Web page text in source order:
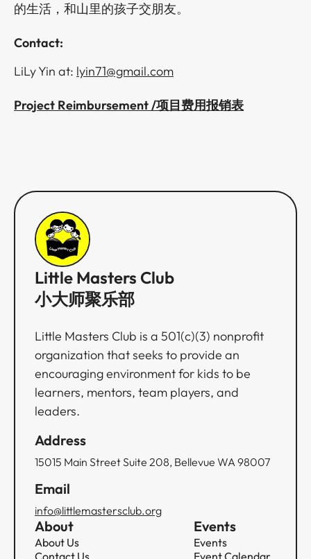
的生活，和山里的孩子交朋友。​​​​‌ ‍ ​‍​‍‌‍ ‌ ​‍‌‍‍‌‌‍‌ ‌‍‍‌‌‍ ‍​‍​‍​ ‍‍​‍​‍‌ ​ ‌‍​‌‌‍ ‍‌‍‍‌‌ ‌​‌ ‍‌​‍ ‍‌‍‍‌‌‍ ​‍​‍​‍ ​​‍​‍‌‍‍​‌ ​‍‌‍‌‌‌‍‌‍​‍​‍​ ‍‍​‍​‍‌‍‍​‌ ‌​‌ ‌​‌ ​​​ ‍‍​‍ ​‍ ‌‍ ​‌‍ ‌‍​ ‌‍​‌‌‍ ​‌‍‍​‌‍ ‌ ​ ‌ ‌​​ ‍‍​ ​ ​ ​ ​ ​ ​ ​ ​‍ ‌‍‍‌‌‍ ‍‌ ‌​‌‍‌‌‌‍ ‍‌ ‌​​‍ ‌‍‌‌‌‍‌​‌‍‍‌‌ ‌​​‍ ‌‍ ‌‌‍ ‌‍‌​‌‍‌‌​ ‌‌ ​​‌ ​‍‌‍‌‌‌ ​ ‌‍‌‌‌‍ ‍‌ ‌​‌‍​‌‌ ‌​‌‍‍‌‌‍ ‌‍ ‍​ ‍ ‌‍‍‌‌‍‌​​ ‌​ ‍​​ ​‌‌‍‌‌​ ‌ ‌‍​ ​ ‍‌​ ‍​‌‍​‌​‍ ‌​ ‍‌‌‍​ ​ ‌‌‌‍‌‌​‍ ‌​ ‌​​ ​​‌‍​‌​ ‍‌​‍ ‌‌‍​‍​ ​‍​ ‌‍​ ​‍​‍ ‌​ ​ ‌‍‌‍‌‍‌‌‌‍​‍​ ​​​ ‌​​ ‌‍‌‍​‍‌‍‌‍‌‍‌​‌‍​‍‌‍​ ​ ‍ ‌ ‌​‌ ‍‌‌ ​​‌‍‌‌​ ‌‌ ​​‌ ​‍‌‍ ‌‍‌ ‌ ​‍‌‍​‌‌‍ ‌​ ‍ ‌ ​​‌‍​‌‌ ‌​‌‍‍​​ ‌‌‍​‍‌‍ ‌‍‌​‌ ‍‌​‍‌‌​ ‌‌‌​​‍‌‌ ‌‍‍ ‌‍‌‌‌ ‍‌​‍‌‌​ ​ ‌​‌​​‍‌‌​ ​ ‌​‌​​‍‌‌​ ​‍​ ​‍‌‍​‌​ ​ ​ ​ ​ ​ ​ ​‍​ ‌‍​ ‌​‌‍​ ​ ‌‌‌‍‌​​ ​‌‌‍‌​​‍‌‌​ ​‍​ ​‍​‍‌‌​ ‌‌‌​‌​​‍ ‍‌‍​ ‌‍‍​‌‍‍‌‌‍ ​‌‍‌​‌ ​‍‌‍‌‌‌‍ ‍​‍‌‌​ ‌‌‌​​‍‌‌ ‌‍‍ ‌‍‌‌‌ ‍‌​‍‌‌​ ​ ‌​‌​​‍‌‌​ ​ ‌​‌​​‍‌‌​ ​‍​ ​‍‌‍​‍​ ‍​​ ‌‍​ ​​​ ​‌​ ‌ ​ ‌ ​ ‌‌‌‍​‌‌‍​‌​ ‌‍​ ‍​​ ​​​‍‌‌​ ​‍​ ​‍​‍‌‌​ ‌‌‌​‌​​‍ ‍‌ ‌​‌‍‌‌‌ ‍​‌ ‌​​ ‌‍​‍‌‍​‌‌ ​ ‌‍‌‌‌‌‌‌‌ ​‍‌‍ ​​ ‌‌‍‍​‌ ‌​‌ ‌​‌ ​​​‍‌‌​ ​ ‌​​‌​‍‌‌​ ​‍‌​‌‍​‍‌‌​ ​‍‌​‌‍‌‍ ​‌‍ ‌‍​ ‌‍​‌‌‍ ​‌‍‍​‌‍ ‌ ​ ‌ ‌​​‍‌‌​ ​ ‌​​‌​ ​ ​ ​ ​ ​ ​ ​ ​‍‌‍‌‍‍‌‌‍‌​​ ‌​ ‍​​ ​‌‌‍‌‌​ ‌ ‌‍​ ​ ‍‌​ ‍​‌‍​‌​‍ ‌​ ‍‌‌‍​ ​ ‌‌‌‍‌‌​‍ ‌​ ‌​​ ​​‌‍​‌​ ‍‌​‍ ‌‌‍​‍​ ​‍​ ‌‍​ ​‍​‍ ‌​ ​ ‌‍‌‍‌‍‌‌‌‍​‍​ ​​​ ‌​​ ‌‍‌‍​‍‌‍‌‍‌‍‌​‌‍​‍‌‍​ ​‍‌‍‌ ‌​‌ ‍‌‌ ​​‌‍‌‌​ ‌‌ ​​‌ ​‍‌‍ ‌‍‌ ‌ ​‍‌‍​‌‌‍ ‌​‍‌‍‌ ​​‌‍​‌‌ ‌​‌‍‍​​ ‌‌‍​‍‌‍ ‌‍‌​‌ ‍‌​‍‌‌​ ‌‌‌​​‍‌‌ ‌‍‍ ‌‍‌‌‌ ‍‌​‍‌‌​ ​ ‌​‌​​‍‌‌​ ​ ‌​‌​​‍‌‌​ ​‍​ ​‍‌‍​‌​ ​ ​ ​ ​ ​ ​ ​‍​ ‌‍​ ‌​‌‍​ ​ ‌‌‌‍‌​​ ​‌‌‍‌​​‍‌‌​ ​‍​ ​‍​‍‌‌​ ‌‌‌​‌​​‍ ‍‌‍​ ‌‍‍​‌‍‍‌‌‍ ​‌‍‌​‌ ​‍‌‍‌‌‌‍ ‍​‍‌‌​ ‌‌‌​​‍‌‌ ‌‍‍ ‌‍‌‌‌ ‍‌​‍‌‌​ ​ ‌​‌​​‍‌‌​ ​ ‌​‌​​‍‌‌​ ​‍​ ​‍‌‍​‍​ ‍​​ ‌‍​ ​​​ ​‌​ ‌ ​ ‌ ​ ‌‌‌‍​‌‌‍​‌​ ‌‍​ ‍​​ ​​​‍‌‌​ ​‍​ ​‍​‍‌‌​ ‌‌‌​‌​​‍ ‍‌ ‌​‌‍‌‌‌ ‍​‌ ‌​​‍​‍‌ ‌
Contact​​​​‌ ‍ ​‍​‍‌‍ ‌ ​‍‌‍‍‌‌‍‌ ‌‍‍‌‌‍ ‍​‍​‍​ ‍‍​‍​‍‌ ​ ‌‍​‌‌‍ ‍‌‍‍‌‌ ‌​‌ ‍‌​‍ ‍‌‍‍‌‌‍ ​‍​‍​‍ ​​‍​‍‌‍‍​‌ ​‍‌‍‌‌‌‍‌‍​‍​‍​ ‍‍​‍​‍‌‍‍​‌ ‌​‌ ‌​‌ ​​​ ‍‍​‍ ​‍ ‌‍ ​‌‍ ‌‍​ ‌‍​‌‌‍ ​‌‍‍​‌‍ ‌ ​ ‌ ‌​​ ‍‍​ ​ ​ ​ ​ ​ ​ ​ ​‍ ‌‍‍‌‌‍ ‍‌ ‌​‌‍‌‌‌‍ ‍‌ ‌​​‍ ‌‍‌‌‌‍‌​‌‍‍‌‌ ‌​​‍ ‌‍ ‌‌‍ ‌‍‌​‌‍‌‌​ ‌‌ ​​‌ ​‍‌‍‌‌‌ ​ ‌‍‌‌‌‍ ‍‌ ‌​‌‍​‌‌ ‌​‌‍‍‌‌‍ ‌‍ ‍​ ‍ ‌‍‍‌‌‍‌​​ ‌​ ‍​​ ​‌‌‍‌‌​ ‌ ‌‍​ ​ ‍‌​ ‍​‌‍​‌​‍ ‌​ ‍‌‌‍​ ​ ‌‌‌‍‌‌​‍ ‌​ ‌​​ ​​‌‍​‌​ ‍‌​‍ ‌‌‍​‍​ ​‍​ ‌‍​ ​‍​‍ ‌​ ​ ‌‍‌‍‌‍‌‌‌‍​‍​ ​​​ ‌​​ ‌‍‌‍​‍‌‍‌‍‌‍‌​‌‍​‍‌‍​ ​ ‍ ‌ ‌​‌ ‍‌‌ ​​‌‍‌‌​ ‌‌ ​​‌ ​‍‌‍ ‌‍‌ ‌ ​‍‌‍​‌‌‍ ‌​ ‍ ‌ ​​‌‍​‌‌ ‌​‌‍‍​​ ‌‌‍​‍‌‍ ‌‍‌​‌ ‍‌​‍‌‌​ ‌‌‌​​‍‌‌ ‌‍‍ ‌‍‌‌‌ ‍‌​‍‌‌​ ​ ‌​‌​​‍‌‌​ ​ ‌​‌​​‍‌‌​ ​‍​ ​‍‌‍‌​​ ‌ ​ ​ ​ ‍​​ ​‍‌‍​‌​ ‍​‌‍‌‍​ ‌​​ ‌ ​ ​‍‌‍​‍​‍‌‌​ ​‍​ ​‍​‍‌‌​ ‌‌‌​‌​​‍ ‍‌‍​ ‌‍‍​‌‍‍‌‌‍ ​‌‍‌​‌ ​‍‌‍‌‌‌‍ ‍​‍‌‌​ ‌‌‌​​‍‌‌ ‌‍‍ ‌‍‌‌‌ ‍‌​‍‌‌​ ​ ‌​‌​​‍‌‌​ ​ ‌​‌​​‍‌‌​ ​‍​ ​‍​ ‌​‌‍​‌​ ​‍‌‍​‌‌‍​‌‌‍​ ​ ‌​‌‍‌​‌‍‌​​ ​‌‌‍‌‌​ ‌‍​ ​​​‍‌‌​ ​‍​ ​‍​‍‌‌​ ‌‌‌​‌​​‍ ‍‌ ‌​‌‍‌‌‌ ‍​‌ ‌​​ ‌‍​‍‌‍​‌‌ ​ ‌‍‌‌‌‌‌‌‌ ​‍‌‍ ​​ ‌‌‍‍​‌ ‌​‌ ‌​‌ ​​​‍‌‌​ ​ ‌​​‌​‍‌‌​ ​‍‌​‌‍​‍‌‌​ ​‍‌​‌‍‌‍ ​‌‍ ‌‍​ ‌‍​‌‌‍ ​‌‍‍​‌‍ ‌ ​ ‌ ‌​​‍‌‌​ ​ ‌​​‌​ ​ ​ ​ ​ ​ ​ ​ ​‍‌‍‌‍‍‌‌‍‌​​ ‌​ ‍​​ ​‌‌‍‌‌​ ‌ ‌‍​ ​ ‍‌​ ‍​‌‍​‌​‍ ‌​ ‍‌‌‍​ ​ ‌‌‌‍‌‌​‍ ‌​ ‌​​ ​​‌‍​‌​ ‍‌​‍ ‌‌‍​‍​ ​‍​ ‌‍​ ​‍​‍ ‌​ ​ ‌‍‌‍‌‍‌‌‌‍​‍​ ​​​ ‌​​ ‌‍‌‍​‍‌‍‌‍‌‍‌​‌‍​‍‌‍​ ​‍‌‍‌ ‌​‌ ‍‌‌ ​​‌‍‌‌​ ‌‌ ​​‌ ​‍‌‍ ‌‍‌ ‌ ​‍‌‍​‌‌‍ ‌​‍‌‍‌ ​​‌‍​‌‌ ‌​‌‍‍​​ ‌‌‍​‍‌‍ ‌‍‌​‌ ‍‌​‍‌‌​ ‌‌‌​​‍‌‌ ‌‍‍ ‌‍‌‌‌ ‍‌​‍‌‌​ ​ ‌​‌​​‍‌‌​ ​ ‌​‌​​‍‌‌​ ​‍​ ​‍‌‍‌​​ ‌ ​ ​ ​ ‍​​ ​‍‌‍​‌​ ‍​‌‍‌‍​ ‌​​ ‌ ​ ​‍‌‍​‍​‍‌‌​ ​‍​ ​‍​‍‌‌​ ‌‌‌​‌​​‍ ‍‌‍​ ‌‍‍​‌‍‍‌‌‍ ​‌‍‌​‌ ​‍‌‍‌‌‌‍ ‍​‍‌‌​ ‌‌‌​​‍‌‌ ‌‍‍ ‌‍‌‌‌ ‍‌​‍‌‌​ ​ ‌​‌​​‍‌‌​ ​ ‌​‌​​‍‌‌​ ​‍​ ​‍​ ‌​‌‍​‌​ ​‍‌‍​‌‌‍​‌‌‍​ ​ ‌​‌‍‌​‌‍‌​​ ​‌‌‍‌‌​ ‌‍​ ​​​‍‌‌​ ​‍​ ​‍​‍‌‌​ ‌‌‌​‌​​‍ ‍‌ ‌​‌‍‌‌‌ ‍​‌ ‌​​‍​‍‌ ‌:​​​​‌ ‍ ​‍​‍‌‍ ‌ ​‍‌‍‍‌‌‍‌ ‌‍‍‌‌‍ ‍​‍​‍​ ‍‍​‍​‍‌ ​ ‌‍​‌‌‍ ‍‌‍‍‌‌ ‌​‌ ‍‌​‍ ‍‌‍‍‌‌‍ ​‍​‍​‍ ​​‍​‍‌‍‍​‌ ​‍‌‍‌‌‌‍‌‍​‍​‍​ ‍‍​‍​‍‌‍‍​‌ ‌​‌ ‌​‌ ​​​ ‍‍​‍ ​‍ ‌‍ ​‌‍ ‌‍​ ‌‍​‌‌‍ ​‌‍‍​‌‍ ‌ ​ ‌ ‌​​ ‍‍​ ​ ​ ​ ​ ​ ​ ​ ​‍ ‌‍‍‌‌‍ ‍‌ ‌​‌‍‌‌‌‍ ‍‌ ‌​​‍ ‌‍‌‌‌‍‌​‌‍‍‌‌ ‌​​‍ ‌‍ ‌‌‍ ‌‍‌​‌‍‌‌​ ‌‌ ​​‌ ​‍‌‍‌‌‌ ​ ‌‍‌‌‌‍ ‍‌ ‌​‌‍​‌‌ ‌​‌‍‍‌‌‍ ‌‍ ‍​ ‍ ‌‍‍‌‌‍‌​​ ‌​ ‍​​ ​‌‌‍‌‌​ ‌ ‌‍​ ​ ‍‌​ ‍​‌‍​‌​‍ ‌​ ‍‌‌‍​ ​ ‌‌‌‍‌‌​‍ ‌​ ‌​​ ​​‌‍​‌​ ‍‌​‍ ‌‌‍​‍​ ​‍​ ‌‍​ ​‍​‍ ‌​ ​ ‌‍‌‍‌‍‌‌‌‍​‍​ ​​​ ‌​​ ‌‍‌‍​‍‌‍‌‍‌‍‌​‌‍​‍‌‍​ ​ ‍ ‌ ‌​‌ ‍‌‌ ​​‌‍‌‌​ ‌‌ ​​‌ ​‍‌‍ ‌‍‌ ‌ ​‍‌‍​‌‌‍ ‌​ ‍ ‌ ​​‌‍​‌‌ ‌​‌‍‍​​ ‌‌‍​‍‌‍ ‌‍‌​‌ ‍‌​‍‌‌​ ‌‌‌​​‍‌‌ ‌‍‍ ‌‍‌‌‌ ‍‌​‍‌‌​ ​ ‌​‌​​‍‌‌​ ​ ‌​‌​​‍‌‌​ ​‍​ ​‍‌‍‌​​ ‌ ​ ​ ​ ‍​​ ​‍‌‍​‌​ ‍​‌‍‌‍​ ‌​​ ‌ ​ ​‍‌‍​‍​‍‌‌​ ​‍​ ​‍​‍‌‌​ ‌‌‌​‌​​‍ ‍‌‍​ ‌‍‍​‌‍‍‌‌‍ ​‌‍‌​‌ ​‍‌‍‌‌‌‍ ‍​‍‌‌​ ‌‌‌​​‍‌‌ ‌‍‍ ‌‍‌‌‌ ‍‌​‍‌‌​ ​ ‌​‌​​‍‌‌​ ​ ‌​‌​​‍‌‌​ ​‍​ ​‍​ ‌​‌‍​‌​ ​‍‌‍​‌‌‍​‌‌‍​ ​ ‌​‌‍‌​‌‍‌​​ ​‌‌‍‌‌​ ‌‍​ ​‌​‍‌‌​ ​‍​ ​‍​‍‌‌​ ‌‌‌​‌​​‍ ‍‌ ‌​‌‍‌‌‌ ‍​‌ ‌​​ ‌‍​‍‌‍​‌‌ ​ ‌‍‌‌‌‌‌‌‌ ​‍‌‍ ​​ ‌‌‍‍​‌ ‌​‌ ‌​‌ ​​​‍‌‌​ ​ ‌​​‌​‍‌‌​ ​‍‌​‌‍​‍‌‌​ ​‍‌​‌‍‌‍ ​‌‍ ‌‍​ ‌‍​‌‌‍ ​‌‍‍​‌‍ ‌ ​ ‌ ‌​​‍‌‌​ ​ ‌​​‌​ ​ ​ ​ ​ ​ ​ ​ ​‍‌‍‌‍‍‌‌‍‌​​ ‌​ ‍​​ ​‌‌‍‌‌​ ‌ ‌‍​ ​ ‍‌​ ‍​‌‍​‌​‍ ‌​ ‍‌‌‍​ ​ ‌‌‌‍‌‌​‍ ‌​ ‌​​ ​​‌‍​‌​ ‍‌​‍ ‌‌‍​‍​ ​‍​ ‌‍​ ​‍​‍ ‌​ ​ ‌‍‌‍‌‍‌‌‌‍​‍​ ​​​ ‌​​ ‌‍‌‍​‍‌‍‌‍‌‍‌​‌‍​‍‌‍​ ​‍‌‍‌ ‌​‌ ‍‌‌ ​​‌‍‌‌​ ‌‌ ​​‌ ​‍‌‍ ‌‍‌ ‌ ​‍‌‍​‌‌‍ ‌​‍‌‍‌ ​​‌‍​‌‌ ‌​‌‍‍​​ ‌‌‍​‍‌‍ ‌‍‌​‌ ‍‌​‍‌‌​ ‌‌‌​​‍‌‌ ‌‍‍ ‌‍‌‌‌ ‍‌​‍‌‌​ ​ ‌​‌​​‍‌‌​ ​ ‌​‌​​‍‌‌​ ​‍​ ​‍‌‍‌​​ ‌ ​ ​ ​ ‍​​ ​‍‌‍​‌​ ‍​‌‍‌‍​ ‌​​ ‌ ​ ​‍‌‍​‍​‍‌‌​ ​‍​ ​‍​‍‌‌​ ‌‌‌​‌​​‍ ‍‌‍​ ‌‍‍​‌‍‍‌‌‍ ​‌‍‌​‌ ​‍‌‍‌‌‌‍ ‍​‍‌‌​ ‌‌‌​​‍‌‌ ‌‍‍ ‌‍‌‌‌ ‍‌​‍‌‌​ ​ ‌​‌​​‍‌‌​ ​ ‌​‌​​‍‌‌​ ​‍​ ​‍​ ‌​‌‍​‌​ ​‍‌‍​‌‌‍​‌‌‍​ ​ ‌​‌‍‌​‌‍‌​​ ​‌‌‍‌‌​ ‌‍​ ​‌​‍‌‌​ ​‍​ ​‍​‍‌‌​ ‌‌‌​‌​​‍ ‍‌ ‌​‌‍‌‌‌ ‍​‌ ‌​​‍​‍‌ ‌
LiLy Yin at: ​​​​‌ ‍ ​‍​‍‌‍ ‌ ​‍‌‍‍‌‌‍‌ ‌‍‍‌‌‍ ‍​‍​‍​ ‍‍​‍​‍‌ ​ ‌‍​‌‌‍ ‍‌‍‍‌‌ ‌​‌ ‍‌​‍ ‍‌‍‍‌‌‍ ​‍​‍​‍ ​​‍​‍‌‍‍​‌ ​‍‌‍‌‌‌‍‌‍​‍​‍​ ‍‍​‍​‍‌‍‍​‌ ‌​‌ ‌​‌ ​​​ ‍‍​‍ ​‍ ‌‍ ​‌‍ ‌‍​ ‌‍​‌‌‍ ​‌‍‍​‌‍ ‌ ​ ‌ ‌​​ ‍‍​ ​ ​ ​ ​ ​ ​ ​ ​‍ ‌‍‍‌‌‍ ‍‌ ‌​‌‍‌‌‌‍ ‍‌ ‌​​‍ ‌‍‌‌‌‍‌​‌‍‍‌‌ ‌​​‍ ‌‍ ‌‌‍ ‌‍‌​‌‍‌‌​ ‌‌ ​​‌ ​‍‌‍‌‌‌ ​ ‌‍‌‌‌‍ ‍‌ ‌​‌‍​‌‌ ‌​‌‍‍‌‌‍ ‌‍ ‍​ ‍ ‌‍‍‌‌‍‌​​ ‌​ ‍​​ ​‌‌‍‌‌​ ‌ ‌‍​ ​ ‍‌​ ‍​‌‍​‌​‍ ‌​ ‍‌‌‍​ ​ ‌‌‌‍‌‌​‍ ‌​ ‌​​ ​​‌‍​‌​ ‍‌​‍ ‌‌‍​‍​ ​‍​ ‌‍​ ​‍​‍ ‌​ ​ ‌‍‌‍‌‍‌‌‌‍​‍​ ​​​ ‌​​ ‌‍‌‍​‍‌‍‌‍‌‍‌​‌‍​‍‌‍​ ​ ‍ ‌ ‌​‌ ‍‌‌ ​​‌‍‌‌​ ‌‌ ​​‌ ​‍‌‍ ‌‍‌ ‌ ​‍‌‍​‌‌‍ ‌​ ‍ ‌ ​​‌‍​‌‌ ‌​‌‍‍​​ ‌‌‍​‍‌‍ ‌‍‌​‌ ‍‌​‍‌‌​ ‌‌‌​​‍‌‌ ‌‍‍ ‌‍‌‌‌ ‍‌​‍‌‌​ ​ ‌​‌​​‍‌‌​ ​ ‌​‌​​‍‌‌​ ​‍​ ​‍​ ‍‌​ ​ ‌‍‌​​ ‌‍​ ‌‌​ ​‍‌‍‌‌‌‍​ ​ ​​‌‍‌‌‌‍‌‌​ ‌​​‍‌‌​ ​‍​ ​‍​‍‌‌​ ‌‌‌​‌​​‍ ‍‌‍​ ‌‍‍​‌‍‍‌‌‍ ​‌‍‌​‌ ​‍‌‍‌‌‌‍ ‍​‍‌‌​ ‌‌‌​​‍‌‌ ‌‍‍ ‌‍‌‌‌ ‍‌​‍‌‌​ ​ ‌​‌​​‍‌‌​ ​ ‌​‌​​‍‌‌​ ​‍​ ​‍‌‍‌​​ ‍​​ ​‌‌‍​ ​ ​​​ ‌​‌‍‌‍​ ‌‌​ ‌‍‌‍‌​​ ​ ​ ‌‌​ ​​​‍‌‌​ ​‍​ ​‍​‍‌‌​ ‌‌‌​‌​​‍ ‍‌ ‌​‌‍‌‌‌ ‍​‌ ‌​​ ‌‍​‍‌‍​‌‌ ​ ‌‍‌‌‌‌‌‌‌ ​‍‌‍ ​​ ‌‌‍‍​‌ ‌​‌ ‌​‌ ​​​‍‌‌​ ​ ‌​​‌​‍‌‌​ ​‍‌​‌‍​‍‌‌​ ​‍‌​‌‍‌‍ ​‌‍ ‌‍​ ‌‍​‌‌‍ ​‌‍‍​‌‍ ‌ ​ ‌ ‌​​‍‌‌​ ​ ‌​​‌​ ​ ​ ​ ​ ​ ​ ​ ​‍‌‍‌‍‍‌‌‍‌​​ ‌​ ‍​​ ​‌‌‍‌‌​ ‌ ‌‍​ ​ ‍‌​ ‍​‌‍​‌​‍ ‌​ ‍‌‌‍​ ​ ‌‌‌‍‌‌​‍ ‌​ ‌​​ ​​‌‍​‌​ ‍‌​‍ ‌‌‍​‍​ ​‍​ ‌‍​ ​‍​‍ ‌​ ​ ‌‍‌‍‌‍‌‌‌‍​‍​ ​​​ ‌​​ ‌‍‌‍​‍‌‍‌‍‌‍‌​‌‍​‍‌‍​ ​‍‌‍‌ ‌​‌ ‍‌‌ ​​‌‍‌‌​ ‌‌ ​​‌ ​‍‌‍ ‌‍‌ ‌ ​‍‌‍​‌‌‍ ‌​‍‌‍‌ ​​‌‍​‌‌ ‌​‌‍‍​​ ‌‌‍​‍‌‍ ‌‍‌​‌ ‍‌​‍‌‌​ ‌‌‌​​‍‌‌ ‌‍‍ ‌‍‌‌‌ ‍‌​‍‌‌​ ​ ‌​‌​​‍‌‌​ ​ ‌​‌​​‍‌‌​ ​‍​ ​‍​ ‍‌​ ​ ‌‍‌​​ ‌‍​ ‌‌​ ​‍‌‍‌‌‌‍​ ​ ​​‌‍‌‌‌‍‌‌​ ‌​​‍‌‌​ ​‍​ ​‍​‍‌‌​ ‌‌‌​‌​​‍ ‍‌‍​ ‌‍‍​‌‍‍‌‌‍ ​‌‍‌​‌ ​‍‌‍‌‌‌‍ ‍​‍‌‌​ ‌‌‌​​‍‌‌ ‌‍‍ ‌‍‌‌‌ ‍‌​‍‌‌​ ​ ‌​‌​​‍‌‌​ ​ ‌​‌​​‍‌‌​ ​‍​ ​‍‌‍‌​​ ‍​​ ​‌‌‍​ ​ ​​​ ‌​‌‍‌‍​ ‌‌​ ‌‍‌‍‌​​ ​ ​ ‌‌​ ​​​‍‌‌​ ​‍​ ​‍​‍‌‌​ ‌‌‌​‌​​‍ ‍‌ ‌​‌‍‌‌‌ ‍​‌ ‌​​‍​‍‌ ‌ lyin71@gmail.com​​​​‌ ‍ ​‍​‍‌‍ ‌ ​‍‌‍‍‌‌‍‌ ‌‍‍‌‌‍ ‍​‍​‍​ ‍‍​‍​‍‌ ​ ‌‍​‌‌‍ ‍‌‍‍‌‌ ‌​‌ ‍‌​‍ ‍‌‍‍‌‌‍ ​‍​‍​‍ ​​‍​‍‌‍‍​‌ ​‍‌‍‌‌‌‍‌‍​‍​‍​ ‍‍​‍​‍‌‍‍​‌ ‌​‌ ‌​‌ ​​​ ‍‍​‍ ​‍ ‌‍ ​‌‍ ‌‍​ ‌‍​‌‌‍ ​‌‍‍​‌‍ ‌ ​ ‌ ‌​​ ‍‍​ ​ ​ ​ ​ ​ ​ ​ ​‍ ‌‍‍‌‌‍ ‍‌ ‌​‌‍‌‌‌‍ ‍‌ ‌​​‍ ‌‍‌‌‌‍‌​‌‍‍‌‌ ‌​​‍ ‌‍ ‌‌‍ ‌‍‌​‌‍‌‌​ ‌‌ ​​‌ ​‍‌‍‌‌‌ ​ ‌‍‌‌‌‍ ‍‌ ‌​‌‍​‌‌ ‌​‌‍‍‌‌‍ ‌‍ ‍​ ‍ ‌‍‍‌‌‍‌​​ ‌​ ‍​​ ​‌‌‍‌‌​ ‌ ‌‍​ ​ ‍‌​ ‍​‌‍​‌​‍ ‌​ ‍‌‌‍​ ​ ‌‌‌‍‌‌​‍ ‌​ ‌​​ ​​‌‍​‌​ ‍‌​‍ ‌‌‍​‍​ ​‍​ ‌‍​ ​‍​‍ ‌​ ​ ‌‍‌‍‌‍‌‌‌‍​‍​ ​​​ ‌​​ ‌‍‌‍​‍‌‍‌‍‌‍‌​‌‍​‍‌‍​ ​ ‍ ‌ ‌​‌ ‍‌‌ ​​‌‍‌‌​ ‌‌ ​​‌ ​‍‌‍ ‌‍‌ ‌ ​‍‌‍​‌‌‍ ‌​ ‍ ‌ ​​‌‍​‌‌ ‌​‌‍‍​​ ‌‌‍​‍‌‍ ‌‍‌​‌ ‍‌​‍‌‌​ ‌‌‌​​‍‌‌ ‌‍‍ ‌‍‌‌‌ ‍‌​‍‌‌​ ​ ‌​‌​​‍‌‌​ ​ ‌​‌​​‍‌‌​ ​‍​ ​‍​ ‍‌​ ​ ‌‍‌​​ ‌‍​ ‌‌​ ​‍‌‍‌‌‌‍​ ​ ​​‌‍‌‌‌‍‌‌​ ‌​​‍‌‌​ ​‍​ ​‍​‍‌‌​ ‌‌‌​‌​​‍ ‍‌‍​ ‌‍‍​‌‍‍‌‌‍ ​‌‍‌​‌ ​‍‌‍‌‌‌‍ ‍​‍‌‌​ ‌‌‌​​‍‌‌ ‌‍‍ ‌‍‌‌‌ ‍‌​‍‌‌​ ​ ‌​‌​​‍‌‌​ ​ ‌​‌​​‍‌‌​ ​‍​ ​‍‌‍‌​​ ‍​​ ​‌‌‍​ ​ ​​​ ‌​‌‍‌‍​ ‌‌​ ‌‍‌‍‌​​ ​ ​ ‌‌​ ​‌​‍‌‌​ ​‍​ ​‍​‍‌‌​ ‌‌‌​‌​​‍ ‍‌ ‌​‌‍‌‌‌ ‍​‌ ‌​​ ‌‍​‍‌‍​‌‌ ​ ‌‍‌‌‌‌‌‌‌ ​‍‌‍ ​​ ‌‌‍‍​‌ ‌​‌ ‌​‌ ​​​‍‌‌​ ​ ‌​​‌​‍‌‌​ ​‍‌​‌‍​‍‌‌​ ​‍‌​‌‍‌‍ ​‌‍ ‌‍​ ‌‍​‌‌‍ ​‌‍‍​‌‍ ‌ ​ ‌ ‌​​‍‌‌​ ​ ‌​​‌​ ​ ​ ​ ​ ​ ​ ​ ​‍‌‍‌‍‍‌‌‍‌​​ ‌​ ‍​​ ​‌‌‍‌‌​ ‌ ‌‍​ ​ ‍‌​ ‍​‌‍​‌​‍ ‌​ ‍‌‌‍​ ​ ‌‌‌‍‌‌​‍ ‌​ ‌​​ ​​‌‍​‌​ ‍‌​‍ ‌‌‍​‍​ ​‍​ ‌‍​ ​‍​‍ ‌​ ​ ‌‍‌‍‌‍‌‌‌‍​‍​ ​​​ ‌​​ ‌‍‌‍​‍‌‍‌‍‌‍‌​‌‍​‍‌‍​ ​‍‌‍‌ ‌​‌ ‍‌‌ ​​‌‍‌‌​ ‌‌ ​​‌ ​‍‌‍ ‌‍‌ ‌ ​‍‌‍​‌‌‍ ‌​‍‌‍‌ ​​‌‍​‌‌ ‌​‌‍‍​​ ‌‌‍​‍‌‍ ‌‍‌​‌ ‍‌​‍‌‌​ ‌‌‌​​‍‌‌ ‌‍‍ ‌‍‌‌‌ ‍‌​‍‌‌​ ​ ‌​‌​​‍‌‌​ ​ ‌​‌​​‍‌‌​ ​‍​ ​‍​ ‍‌​ ​ ‌‍‌​​ ‌‍​ ‌‌​ ​‍‌‍‌‌‌‍​ ​ ​​‌‍‌‌‌‍‌‌​ ‌​​‍‌‌​ ​‍​ ​‍​‍‌‌​ ‌‌‌​‌​​‍ ‍‌‍​ ‌‍‍​‌‍‍‌‌‍ ​‌‍‌​‌ ​‍‌‍‌‌‌‍ ‍​‍‌‌​ ‌‌‌​​‍‌‌ ‌‍‍ ‌‍‌‌‌ ‍‌​‍‌‌​ ​ ‌​‌​​‍‌‌​ ​ ‌​‌​​‍‌‌​ ​‍​ ​‍‌‍‌​​ ‍​​ ​‌‌‍​ ​ ​​​ ‌​‌‍‌‍​ ‌‌​ ‌‍‌‍‌​​ ​ ​ ‌‌​ ​‌​‍‌‌​ ​‍​ ​‍​‍‌‌​ ‌‌‌​‌​​‍ ‍‌ ‌​‌‍‌‌‌ ‍​‌ ‌​​‍​‍‌ ‌
Project Reimbursement /​​​​‌ ‍ ​‍​‍‌‍ ‌ ​‍‌‍‍‌‌‍‌ ‌‍‍‌‌‍ ‍​‍​‍​ ‍‍​‍​‍‌ ​ ‌‍​‌‌‍ ‍‌‍‍‌‌ ‌​‌ ‍‌​‍ ‍‌‍‍‌‌‍ ​‍​‍​‍ ​​‍​‍‌‍‍​‌ ​‍‌‍‌‌‌‍‌‍​‍​‍​ ‍‍​‍​‍‌‍‍​‌ ‌​‌ ‌​‌ ​​​ ‍‍​‍ ​‍ ‌‍ ​‌‍ ‌‍​ ‌‍​‌‌‍ ​‌‍‍​‌‍ ‌ ​ ‌ ‌​​ ‍‍​ ​ ​ ​ ​ ​ ​ ​ ​‍ ‌‍‍‌‌‍ ‍‌ ‌​‌‍‌‌‌‍ ‍‌ ‌​​‍ ‌‍‌‌‌‍‌​‌‍‍‌‌ ‌​​‍ ‌‍ ‌‌‍ ‌‍‌​‌‍‌‌​ ‌‌ ​​‌ ​‍‌‍‌‌‌ ​ ‌‍‌‌‌‍ ‍‌ ‌​‌‍​‌‌ ‌​‌‍‍‌‌‍ ‌‍ ‍​ ‍ ‌‍‍‌‌‍‌​​ ‌​ ‍​​ ​‌‌‍‌‌​ ‌ ‌‍​ ​ ‍‌​ ‍​‌‍​‌​‍ ‌​ ‍‌‌‍​ ​ ‌‌‌‍‌‌​‍ ‌​ ‌​​ ​​‌‍​‌​ ‍‌​‍ ‌‌‍​‍​ ​‍​ ‌‍​ ​‍​‍ ‌​ ​ ‌‍‌‍‌‍‌‌‌‍​‍​ ​​​ ‌​​ ‌‍‌‍​‍‌‍‌‍‌‍‌​‌‍​‍‌‍​ ​ ‍ ‌ ‌​‌ ‍‌‌ ​​‌‍‌‌​ ‌‌ ​​‌ ​‍‌‍ ‌‍‌ ‌ ​‍‌‍​‌‌‍ ‌​ ‍ ‌ ​​‌‍​‌‌ ‌​‌‍‍​​ ‌‌‍​‍‌‍ ‌‍‌​‌ ‍‌​‍‌‌​ ‌‌‌​​‍‌‌ ‌‍‍ ‌‍‌‌‌ ‍‌​‍‌‌​ ​ ‌​‌​​‍‌‌​ ​ ‌​‌​​‍‌‌​ ​‍​ ​‍​ ‍​‌‍‌‍‌‍‌‌​ ​‌​ ‍​​ ​‍‌‍‌‌‌‍​‌‌‍​‌​ ‌‌​ ​‍‌‍​‍​‍‌‌​ ​‍​ ​‍​‍‌‌​ ‌‌‌​‌​​‍ ‍‌‍​ ‌‍‍​‌‍‍‌‌‍ ​‌‍‌​‌ ​‍‌‍‌‌‌‍ ‍​‍‌‌​ ‌‌‌​​‍‌‌ ‌‍‍ ‌‍‌‌‌ ‍‌​‍‌‌​ ​ ‌​‌​​‍‌‌​ ​ ‌​‌​​‍‌‌​ ​‍​ ​‍‌‍​‌​ ‌ ‌‍​‍​ ​​​ ‌‍​ ‍‌​ ‌ ​ ‍‌‌‍‌‍​ ‍‌‌‍‌​​ ​‌​ ​​​‍‌‌​ ​‍​ ​‍​‍‌‌​ ‌‌‌​‌​​‍ ‍‌ ‌​‌‍‌‌‌ ‍​‌ ‌​​ ‌‍​‍‌‍​‌‌ ​ ‌‍‌‌‌‌‌‌‌ ​‍‌‍ ​​ ‌‌‍‍​‌ ‌​‌ ‌​‌ ​​​‍‌‌​ ​ ‌​​‌​‍‌‌​ ​‍‌​‌‍​‍‌‌​ ​‍‌​‌‍‌‍ ​‌‍ ‌‍​ ‌‍​‌‌‍ ​‌‍‍​‌‍ ‌ ​ ‌ ‌​​‍‌‌​ ​ ‌​​‌​ ​ ​ ​ ​ ​ ​ ​ ​‍‌‍‌‍‍‌‌‍‌​​ ‌​ ‍​​ ​‌‌‍‌‌​ ‌ ‌‍​ ​ ‍‌​ ‍​‌‍​‌​‍ ‌​ ‍‌‌‍​ ​ ‌‌‌‍‌‌​‍ ‌​ ‌​​ ​​‌‍​‌​ ‍‌​‍ ‌‌‍​‍​ ​‍​ ‌‍​ ​‍​‍ ‌​ ​ ‌‍‌‍‌‍‌‌‌‍​‍​ ​​​ ‌​​ ‌‍‌‍​‍‌‍‌‍‌‍‌​‌‍​‍‌‍​ ​‍‌‍‌ ‌​‌ ‍‌‌ ​​‌‍‌‌​ ‌‌ ​​‌ ​‍‌‍ ‌‍‌ ‌ ​‍‌‍​‌‌‍ ‌​‍‌‍‌ ​​‌‍​‌‌ ‌​‌‍‍​​ ‌‌‍​‍‌‍ ‌‍‌​‌ ‍‌​‍‌‌​ ‌‌‌​​‍‌‌ ‌‍‍ ‌‍‌‌‌ ‍‌​‍‌‌​ ​ ‌​‌​​‍‌‌​ ​ ‌​‌​​‍‌‌​ ​‍​ ​‍​ ‍​‌‍‌‍‌‍‌‌​ ​‌​ ‍​​ ​‍‌‍‌‌‌‍​‌‌‍​‌​ ‌‌​ ​‍‌‍​‍​‍‌‌​ ​‍​ ​‍​‍‌‌​ ‌‌‌​‌​​‍ ‍‌‍​ ‌‍‍​‌‍‍‌‌‍ ​‌‍‌​‌ ​‍‌‍‌‌‌‍ ‍​‍‌‌​ ‌‌‌​​‍‌‌ ‌‍‍ ‌‍‌‌‌ ‍‌​‍‌‌​ ​ ‌​‌​​‍‌‌​ ​ ‌​‌​​‍‌‌​ ​‍​ ​‍‌‍​‌​ ‌ ‌‍​‍​ ​​​ ‌‍​ ‍‌​ ‌ ​ ‍‌‌‍‌‍​ ‍‌‌‍‌​​ ​‌​ ​​​‍‌‌​ ​‍​ ​‍​‍‌‌​ ‌‌‌​‌​​‍ ‍‌ ‌​‌‍‌‌‌ ‍​‌ ‌​​‍​‍‌ ‌项目费用报销表​​​​‌ ‍ ​‍​‍‌‍ ‌ ​‍‌‍‍‌‌‍‌ ‌‍‍‌‌‍ ‍​‍​‍​ ‍‍​‍​‍‌ ​ ‌‍​‌‌‍ ‍‌‍‍‌‌ ‌​‌ ‍‌​‍ ‍‌‍‍‌‌‍ ​‍​‍​‍ ​​‍​‍‌‍‍​‌ ​‍‌‍‌‌‌‍‌‍​‍​‍​ ‍‍​‍​‍‌‍‍​‌ ‌​‌ ‌​‌ ​​​ ‍‍​‍ ​‍ ‌‍ ​‌‍ ‌‍​ ‌‍​‌‌‍ ​‌‍‍​‌‍ ‌ ​ ‌ ‌​​ ‍‍​ ​ ​ ​ ​ ​ ​ ​ ​‍ ‌‍‍‌‌‍ ‍‌ ‌​‌‍‌‌‌‍ ‍‌ ‌​​‍ ‌‍‌‌‌‍‌​‌‍‍‌‌ ‌​​‍ ‌‍ ‌‌‍ ‌‍‌​‌‍‌‌​ ‌‌ ​​‌ ​‍‌‍‌‌‌ ​ ‌‍‌‌‌‍ ‍‌ ‌​‌‍​‌‌ ‌​‌‍‍‌‌‍ ‌‍ ‍​ ‍ ‌‍‍‌‌‍‌​​ ‌​ ‍​​ ​‌‌‍‌‌​ ‌ ‌‍​ ​ ‍‌​ ‍​‌‍​‌​‍ ‌​ ‍‌‌‍​ ​ ‌‌‌‍‌‌​‍ ‌​ ‌​​ ​​‌‍​‌​ ‍‌​‍ ‌‌‍​‍​ ​‍​ ‌‍​ ​‍​‍ ‌​ ​ ‌‍‌‍‌‍‌‌‌‍​‍​ ​​​ ‌​​ ‌‍‌‍​‍‌‍‌‍‌‍‌​‌‍​‍‌‍​ ​ ‍ ‌ ‌​‌ ‍‌‌ ​​‌‍‌‌​ ‌‌ ​​‌ ​‍‌‍ ‌‍‌ ‌ ​‍‌‍​‌‌‍ ‌​ ‍ ‌ ​​‌‍​‌‌ ‌​‌‍‍​​ ‌‌‍​‍‌‍ ‌‍‌​‌ ‍‌​‍‌‌​ ‌‌‌​​‍‌‌ ‌‍‍ ‌‍‌‌‌ ‍‌​‍‌‌​ ​ ‌​‌​​‍‌‌​ ​ ‌​‌​​‍‌‌​ ​‍​ ​‍​ ‍​‌‍‌‍‌‍‌‌​ ​‌​ ‍​​ ​‍‌‍‌‌‌‍​‌‌‍​‌​ ‌‌​ ​‍‌‍​‍​‍‌‌​ ​‍​ ​‍​‍‌‌​ ‌‌‌​‌​​‍ ‍‌‍​ ‌‍‍​‌‍‍‌‌‍ ​‌‍‌​‌ ​‍‌‍‌‌‌‍ ‍​‍‌‌​ ‌‌‌​​‍‌‌ ‌‍‍ ‌‍‌‌‌ ‍‌​‍‌‌​ ​ ‌​‌​​‍‌‌​ ​ ‌​‌​​‍‌‌​ ​‍​ ​‍‌‍​‌​ ‌ ‌‍​‍​ ​​​ ‌‍​ ‍‌​ ‌ ​ ‍‌‌‍‌‍​ ‍‌‌‍‌​​ ​‌​ ​‌​‍‌‌​ ​‍​ ​‍​‍‌‌​ ‌‌‌​‌​​‍ ‍‌ ‌​‌‍‌‌‌ ‍​‌ ‌​​ ‌‍​‍‌‍​‌‌ ​ ‌‍‌‌‌‌‌‌‌ ​‍‌‍ ​​ ‌‌‍‍​‌ ‌​‌ ‌​‌ ​​​‍‌‌​ ​ ‌​​‌​‍‌‌​ ​‍‌​‌‍​‍‌‌​ ​‍‌​‌‍‌‍ ​‌‍ ‌‍​ ‌‍​‌‌‍ ​‌‍‍​‌‍ ‌ ​ ‌ ‌​​‍‌‌​ ​ ‌​​‌​ ​ ​ ​ ​ ​ ​ ​ ​‍‌‍‌‍‍‌‌‍‌​​ ‌​ ‍​​ ​‌‌‍‌‌​ ‌ ‌‍​ ​ ‍‌​ ‍​‌‍​‌​‍ ‌​ ‍‌‌‍​ ​ ‌‌‌‍‌‌​‍ ‌​ ‌​​ ​​‌‍​‌​ ‍‌​‍ ‌‌‍​‍​ ​‍​ ‌‍​ ​‍​‍ ‌​ ​ ‌‍‌‍‌‍‌‌‌‍​‍​ ​​​ ‌​​ ‌‍‌‍​‍‌‍‌‍‌‍‌​‌‍​‍‌‍​ ​‍‌‍‌ ‌​‌ ‍‌‌ ​​‌‍‌‌​ ‌‌ ​​‌ ​‍‌‍ ‌‍‌ ‌ ​‍‌‍​‌‌‍ ‌​‍‌‍‌ ​​‌‍​‌‌ ‌​‌‍‍​​ ‌‌‍​‍‌‍ ‌‍‌​‌ ‍‌​‍‌‌​ ‌‌‌​​‍‌‌ ‌‍‍ ‌‍‌‌‌ ‍‌​‍‌‌​ ​ ‌​‌​​‍‌‌​ ​ ‌​‌​​‍‌‌​ ​‍​ ​‍​ ‍​‌‍‌‍‌‍‌‌​ ​‌​ ‍​​ ​‍‌‍‌‌‌‍​‌‌‍​‌​ ‌‌​ ​‍‌‍​‍​‍‌‌​ ​‍​ ​‍​‍‌‌​ ‌‌‌​‌​​‍ ‍‌‍​ ‌‍‍​‌‍‍‌‌‍ ​‌‍‌​‌ ​‍‌‍‌‌‌‍ ‍​‍‌‌​ ‌‌‌​​‍‌‌ ‌‍‍ ‌‍‌‌‌ ‍‌​‍‌‌​ ​ ‌​‌​​‍‌‌​ ​ ‌​‌​​‍‌‌​ ​‍​ ​‍‌‍​‌​ ‌ ‌‍​‍​ ​​​ ‌‍​ ‍‌​ ‌ ​ ‍‌‌‍‌‍​ ‍‌‌‍‌​​ ​‌​ ​‌​‍‌‌​ ​‍​ ​‍​‍‌‌​ ‌‌‌​‌​​‍ ‍‌ ‌​‌‍‌‌‌ ‍​‌ ‌​​‍​‍‌ ‌
Little Masters Club
小大师聚乐部
Little Masters Club is a 501(c)(3) nonprofit
organization that seeks to provide an
encouraging environment for kids to be
learners, mentors, team players, and
leaders.
Address
15015 Main Street Suite 208, Bellevue WA 98007
Email
info@littlemastersclub.org
About
About Us
Contact Us
Events
Events
Event Calendar